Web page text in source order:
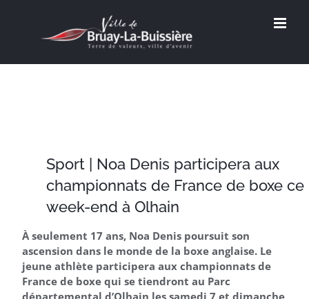
Sport | Noa Denis participera aux
championnats de France de boxe ce
week-end à Olhain
À seulement 17 ans, Noa Denis poursuit son
ascension dans le monde de la boxe anglaise. Le
jeune athlète participera aux championnats de
France de boxe qui se tiendront au Parc
départemental d’Olhain les samedi 7 et dimanche